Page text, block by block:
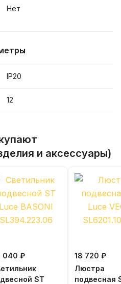
Нет
IP20
12
и аксессуары)
040 ₽
ST
18 720 ₽
Люстра
подвесная